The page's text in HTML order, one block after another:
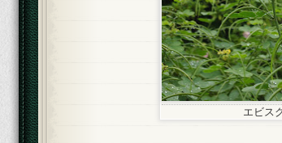
エビス